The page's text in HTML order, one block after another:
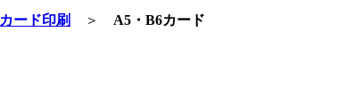
カード印刷 ＞ A5・B6カード